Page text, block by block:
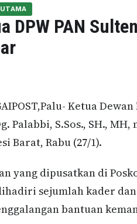
DPW PAN
Ketua
Palabbi, S.Sos., SH.,
Barat, Rabu (27/1).
yang dipusatkan di
sejumlah kader
bantuan